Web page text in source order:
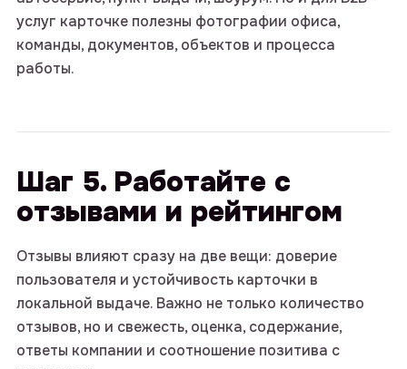
услуг карточке полезны фотографии офиса,
команды, документов, объектов и процесса
работы.
Шаг 5. Работайте с
отзывами и рейтингом
Отзывы влияют сразу на две вещи: доверие
пользователя и устойчивость карточки в
локальной выдаче. Важно не только количество
отзывов, но и свежесть, оценка, содержание,
ответы компании и соотношение позитива с